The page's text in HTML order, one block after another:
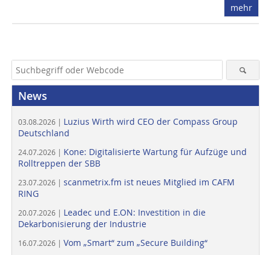
mehr
News
03.08.2026 | Luzius Wirth wird CEO der Compass Group
Deutschland
24.07.2026 | Kone: Digitalisierte Wartung für Aufzüge und
Rolltreppen der SBB
23.07.2026 | scanmetrix.fm ist neues Mitglied im CAFM
RING
20.07.2026 | Leadec und E.ON: Investition in die
Dekarbonisierung der Industrie
16.07.2026 | Vom „Smart“ zum „Secure Building“